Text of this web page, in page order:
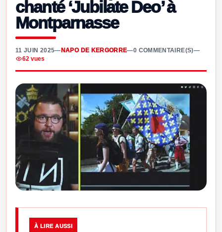
chanté ‘Jubilate Deo’ à
Montparnasse
11 JUIN 2025— NAPO DE KERGORRE—0 COMMENTAIRE(S)—
62 vues
À LIRE AUSSI